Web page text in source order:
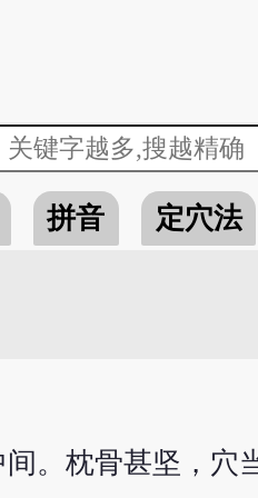
拼音 定穴法
。枕骨甚坚，穴